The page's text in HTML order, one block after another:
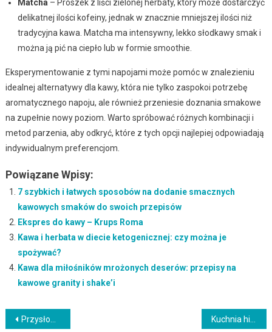
Matcha – Proszek z liści zielonej herbaty, który może dostarczyć
delikatnej ilości kofeiny, jednak w znacznie mniejszej ilości niż
tradycyjna kawa. Matcha ma intensywny, lekko słodkawy smak i
można ją pić na ciepło lub w formie smoothie.
Eksperymentowanie z tymi napojami może pomóc w znalezieniu
idealnej alternatywy dla kawy, która nie tylko zaspokoi potrzebę
aromatycznego napoju, ale również przeniesie doznania smakowe
na zupełnie nowy poziom. Warto spróbować różnych kombinacji i
metod parzenia, aby odkryć, które z tych opcji najlepiej odpowiadają
indywidualnym preferencjom.
Powiązane Wpisy:
7 szybkich i łatwych sposobów na dodanie smacznych
kawowych smaków do swoich przepisów
Ekspres do kawy – Krups Roma
Kawa i herbata w diecie ketogenicznej: czy można je
spożywać?
Kawa dla miłośników mrożonych deserów: przepisy na
kawowe granity i shake’i
Nawigacja
Przysłowia miesiące – Popularne przysłowia związane z poszczególnymi miesiącami